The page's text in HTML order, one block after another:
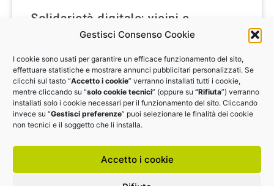
Gestisci Consenso Cookie
I cookie sono usati per garantire un efficace funzionamento del sito,
effettuare statistiche e mostrare annunci pubblicitari personalizzati. Se
clicchi sul tasto “Accetto i cookie” verranno installati tutti i cookie,
mentre cliccando su “solo cookie tecnici” (oppure su “Rifiuta”) verranno
installati solo i cookie necessari per il funzionamento del sito. Cliccando
invece su “Gestisci preferenze” puoi selezionare le finalità dei cookie
non tecnici e il soggetto che li installa.
Accetto i cookie
Solidarietà digitale: vicini e
connessi
Analisi digitale gratuita per capire come usare il
digitale, per far ripartire di slancio la tua impresa
ADERISCI ANCHE TU